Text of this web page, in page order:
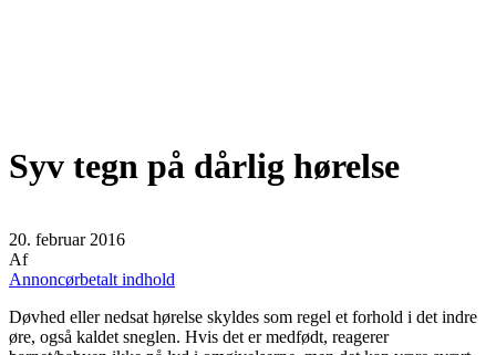
Syv tegn på dårlig hørelse
20. februar 2016
Af
Annoncørbetalt indhold
Døvhed eller nedsat hørelse skyldes som regel et forhold i det indre
øre, også kaldet sneglen. Hvis det er medfødt, reagerer